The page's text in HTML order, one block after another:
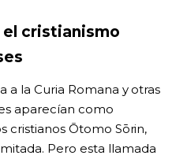
el cristianismo
a la Curia Romana y otras
aparecían como
cristianos Ōtomo Sōrin,
Pero esta llamada